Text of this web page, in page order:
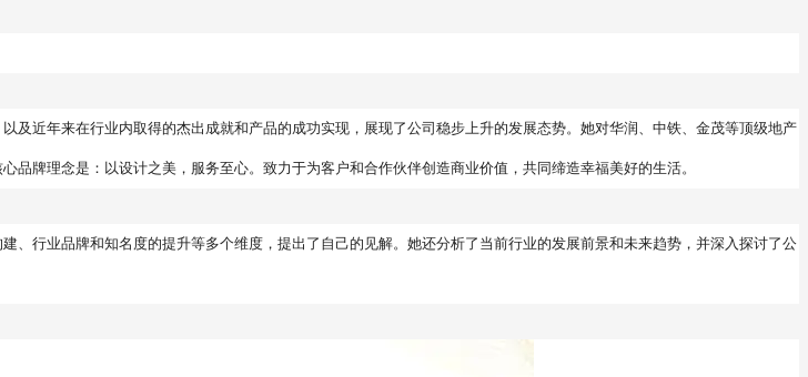
近年来在行业内取得的杰出成就和产品的成功实现，展现了公司稳步上升的发展态势。她对华润、中铁、金茂等顶级地产
牌理念是：以设计之美，服务至心。致力于为客户和合作伙伴创造商业价值，共同缔造幸福美好的生活。
行业品牌和知名度的提升等多个维度，提出了自己的见解。她还分析了当前行业的发展前景和未来趋势，并深入探讨了公